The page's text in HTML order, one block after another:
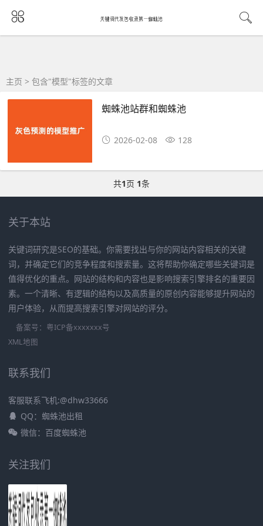
主页 > 包含"模型"标签的文章
蜘蛛池站群和蜘蛛池
2026-02-08 128
共1页 1条
关于本站
关键词研究是SEO的基础。你需要找出与你的网站内容相关的关键
词，并确定它们的竞争程度和搜索量。这将帮助你确定哪些关键词是
值得优化的重点。网站的结构和内容也是影响搜索引擎排名的重要因
素。一个清晰、有逻辑的结构以及高质量的原创内容能够提升网站的
用户体验，从而提高搜索引擎对网站的评分。
备案号： 粤ICP备xxxxxxx号
XML地图
联系我们
客服联系飞机:@dhw33666
QQ：蜘蛛池出租
微信：百度蜘蛛池
关注我们